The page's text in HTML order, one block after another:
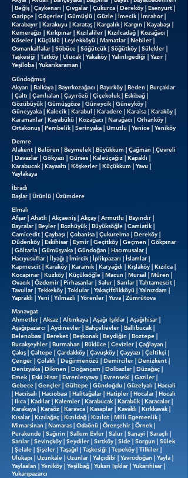
| Beğiş | Çaykenarı | Çıvgalar | Çukurca | Dereköy | Esenyurt |
Garipçe | Göçerler | Gümüşlü | Güzle | İmecik | İmrahor |
Karabayır | Karakuyu | Karataş | Kargalık | Kargın | Kayabaşı |
Kemerağzı | Kırkpınar | Kızılaliler | Kızılcadağ | Kozağacı |
Köseler | Küçüklü | Leylekköyü | Mamatlar | Nebiler |
Osmankalfalar | Söbüce | Söğütcük | Söğütköy | Sülekler |
Taşkesiği | Tatköy | Ulucak | Yakaköy | Yalınlıgediği | Yazır |
Yeşiloba | Yukarıkaraman |
Gündoğmuş
Akyarı | Balkaya | Bayırkozağacı | Bayırköy | Beden | Burçaklar
| Çaltı | Çamlıalan | Çayırözü | Çiçekoluk | Eskibağ |
Gözübüyük | Gümüşgöze | Güneycik | Güneyköy |
Güneyyaka | Kalecik | Karabul | Karadere | Karaisa | Karaköy |
Karamanlar | Kayabükü | Kozağacı | Narağacı | Orhanköy |
Ortakonuş | Pembelik | Serinyaka | Umutlu | Yenice | Yeniköy
Demre
Alakent | Belören | Beymelek | Büyükkum | Çağman | Çevreli
| Davazlar | Gökyazı | Gürses | Kaleüçağız | Kapaklı |
Karabucak | Kayaaltı | Köşkerler | Küçükkum | Yavu |
Yaylakaya
İbradı
Başlar | Ürünlü | Üzümdere
Elmalı
Afşar | Ahatlı | Akçaeniş | Akçay | Armutlu | Bayındır |
Bayralar | Beyler | Bozhüyük | Büyüksöğle | Camiatik |
Camicedit | Çaybaşı | Çobanisa | Çukurelma | Dereköy |
Düdenköy | Eskihisar | Eymir | Geçitköy | Geçmen | Gökpınar
| Göltarla | Gümüşyaka | Gündoğan | Hacımusalar |
Hacıyusuflar | İlyağı | İmircik | İplikpazarı | İslamlar |
Kapmescit | Karaköy | Karamık | Karyağdı | Kışlaköy | Kızılca |
Kocapınar | Kuzköy | Küçüksöğle | Macun | Mursal | Müren |
Ovacık | Özdemir | Pirhasanlar | Salur | Sarılar | Tahtamescit |
Tavullar | Tekkeköy | Toklular | Yakaçiftlikköyü | Yalnızdam |
Yapraklı | Yeni | Yılmazlı | Yörenler | Yuva | Zümrütova
Manavgat
Ahmetler | Aksaz | Altınkaya | Aşağı Işıklar | Aşağıhisar |
Aşağıpazarcı | Aydınevler | Bahçelievler | Ballıbucak |
Belenobası | Bereket | Beşkonak | Beydiğin | Boztepe |
Bucakşeyhler | Burmahan | Büklüce | Cevizler | Çağlayan |
Çakış | Çaltepe | Çardakköy | Çavuşköy | Çayyazı | Çeltikçi |
Çenger | Çolaklı | Değirmenözü | Demirciler | Denizkent |
Denizyaka | Dikmen | Doğançam | Dolbazlar | Düzağaç |
Emek | Eski Hisar | Evrenleryavşı | Evrenseki | Gaziler |
Gebece | Gençler | Gültepe | Gündoğdu | Güzelyalı | Hacıali
| Hacıisalı | Hacıobası | Halitağalar | Hatipler | Hocalar | Hocalı
| Ilıca | Kadılar | Kalemler | Karabucak | Karabük | Karacalar |
Karakaya | Karaöz | Karavca | Kasaplar | Kavaklı | Kırkkavak |
Kısalar | Kızılağaç | Kızıldağ | Kızılot | Milli Egemenlik |
Mimarsinan | Namaras | Odaönü | Örenşehir | Örnek |
Perakende | Sağırin | Salkım Evler | Salur | Sanayi | Saraçlı |
Sarılar | Sevinçköy | Seydiler | Sırtköy | Side | Sorgun | Sülek
| Şelale | Şişeler | Taşağıl | Taşkesiği | Tepeköy | Tilkiler |
Ulukapı | Uzunkale | Uzunlar | Yalçıdibi | Yavrudoğan | Yayla |
Yaylaalan | Yeniköy | Yeşilbağ | Yukarı Işıklar | Yukarıhisar |
Yukarıpazarcı